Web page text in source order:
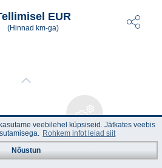
EUR
(Hinnad km-ga)
Tehnilised
veebilehel küpsiseid. Jätkates veebis
Rohkem infot leiad siit
Nõustun